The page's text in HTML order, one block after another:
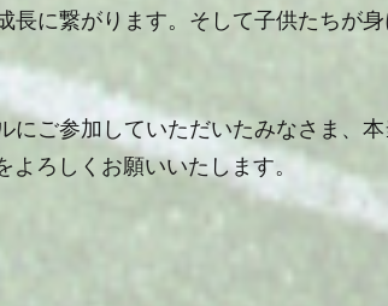
長に繋がります。そして子供たちが
にご参加していただいたみなさま、
よろしくお願いいたします。